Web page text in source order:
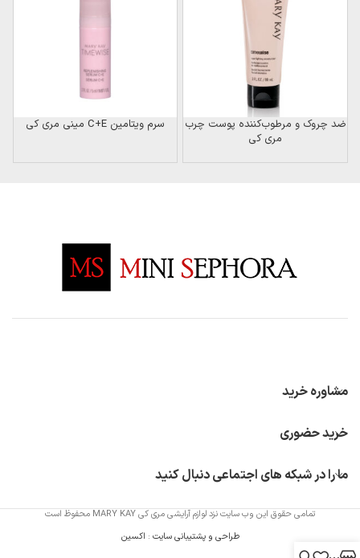
ضد چروک و مرطوب‌کننده پوست چرب
مری کی
سرم ویتامین C+E مینی مری کی
مشاوره خرید
خرید حضوری
ما را در شبکه های اجتماعی دنبال کنید
تمامی حقوق این وب سایت نزد لوازم آرایشی مری کی MARY KAY محفوظ است
طراحی و پشتیبانی سایت : اکسین